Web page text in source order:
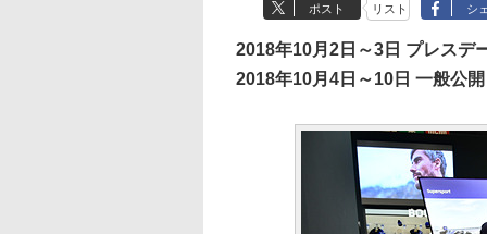
ポスト リスト シ
2018年10月2日～3日 プレスデ
2018年10月4日～10日 一般公